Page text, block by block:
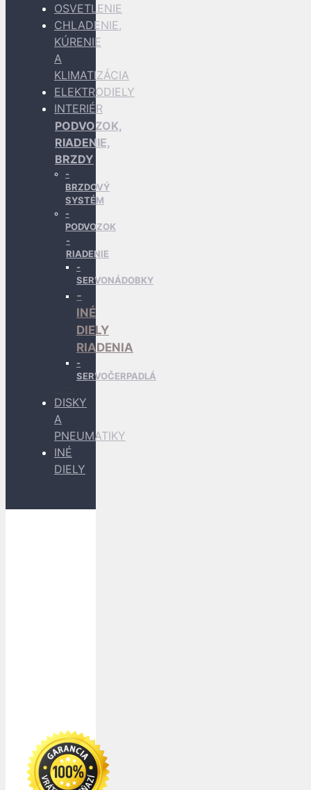
OSVETLENIE
CHLADENIE,
KÚRENIE
A
KLIMATIZÁCIA
ELEKTRODIELY
INTERIÉR
PODVOZOK,
RIADENIE,
BRZDY
BRZDOVÝ
SYSTÉM
PODVOZOK
RIADENIE
SERVONÁDOBKY
INÉ
DIELY
RIADENIA
SERVOČERPADLÁ
DISKY
A
PNEUMATIKY
INÉ
DIELY